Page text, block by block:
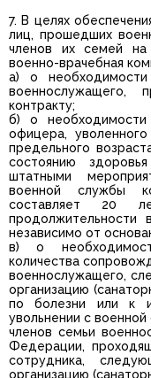
7. В целях
лиц, прошедших
членов их семей на
военно-врачебная
а) о необходимости
военнослужащего,
контракту;
б) о необходимости
офицера,
предельного
состоянию
штатными
военной службы
составляет
независимо от
в) о
количества
военнослужащего,
организацию
по болезни или к
увольнении с
членов семьи
Федерации,
сотрудника,
организацию